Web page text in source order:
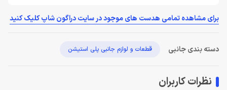
برای مشاهده تمامی هدست های موجود در سایت دراگون شاپ کلیک کنید
دسته بندی جانبی قطعات و لوازم جانبی پلی استیشن
نظرات کاربران